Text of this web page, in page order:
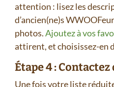
attention : lisez les
d’ancien(ne)s
photos.Ajoutez à vos
attirent, et choisissez-en
Étape 4 : Contactez
Une fois votre liste